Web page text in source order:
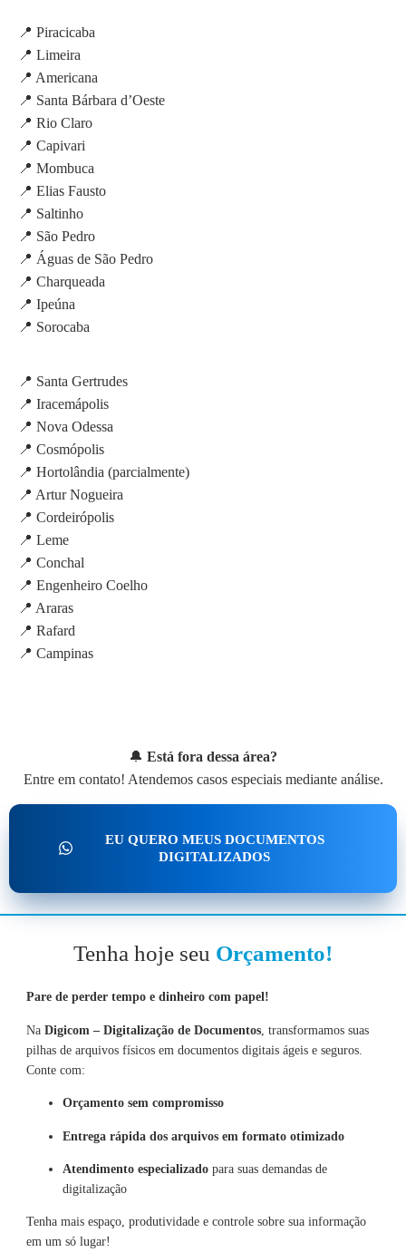
📍 Piracicaba
📍 Limeira
📍 Americana
📍 Santa Bárbara d’Oeste
📍 Rio Claro
📍 Capivari
📍 Mombuca
📍 Elias Fausto
📍 Saltinho
📍 São Pedro
📍 Águas de São Pedro
📍 Charqueada
📍 Ipeúna
📍 Sorocaba
📍 Santa Gertrudes
📍 Iracemápolis
📍 Nova Odessa
📍 Cosmópolis
📍 Hortolândia (parcialmente)
📍 Artur Nogueira
📍 Cordeirópolis
📍 Leme
📍 Conchal
📍 Engenheiro Coelho
📍 Araras
📍 Rafard
📍 Campinas
🔔 Está fora dessa área?
Entre em contato! Atendemos casos especiais mediante análise.
EU QUERO MEUS DOCUMENTOS
DIGITALIZADOS
Tenha hoje seu Orçamento!
Pare de perder tempo e dinheiro com papel!
Na Digicom – Digitalização de Documentos, transformamos suas
pilhas de arquivos físicos em documentos digitais ágeis e seguros.
Conte com:
Orçamento sem compromisso
Entrega rápida dos arquivos em formato otimizado
Atendimento especializadopara suas demandas de
digitalização
Tenha mais espaço, produtividade e controle sobre sua informação
em um só lugar!